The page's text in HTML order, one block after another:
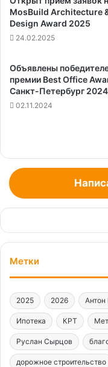
MosBuild Architecture
Design Award 2025
24.02.2025
Объявлены
премии Best Office
Санкт-Петербург 2024
02.11.2024
Метки
2025 2026 Антон
Ипотека КРТ
Руслан Сырцов
дорожное строительство